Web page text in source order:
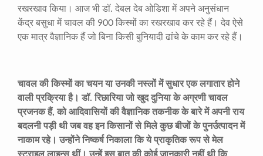
रखरखाव किया। आज भी डॉ. देबल देब ओडिशा में अपने अनुसंधान
केंद्र बसुधा में चावल की 900 किस्मों का रखरखाव कर रहे हैं। देव ऐसे
एक मात्र वैज्ञानिक हैं जो बिना किसी बुनियादी ढांचे के काम कर रहे हैं।
चावल की किस्मों का चयन या उनकी नस्लों में सुधार एक लगातार होने
वाली प्रक्रिया है। डॉ. रिछारिया जो खुद दुनिया के अग्रणी चावल
प्रजनक हैं, को आदिवासियों की वैज्ञानिक तकनीक के बारे में अपनी राय
बदलनी पड़ी थी जब वह इन किसानों से मिले कुछ बीजों के पुनर्उत्पादन में
नाकाम रहे। उन्होंने निष्कर्ष निकाला कि ये प्राकृतिक रूप से मेल
स्टराइल लाइन्स थीं। उन्हें इस बात की कोई जानकारी नहीं थी कि